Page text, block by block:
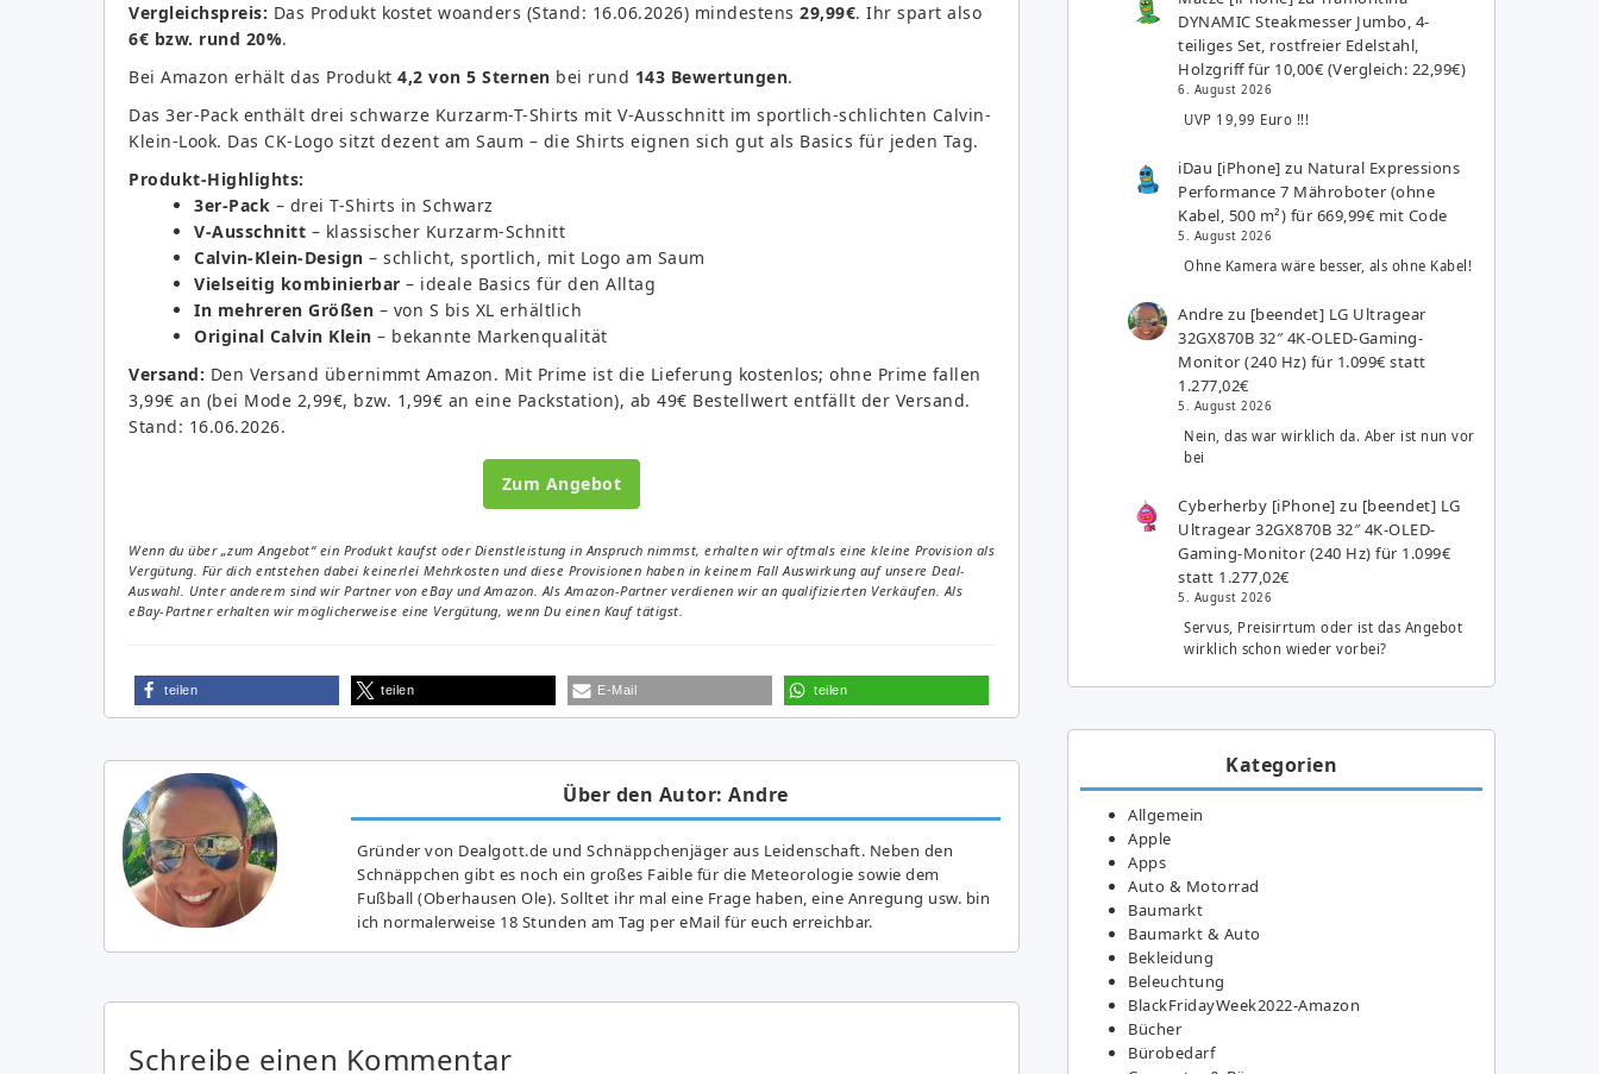
Vergleichspreis: Das Produkt kostet woanders (Stand: 16.06.2026) mindestens 29,99€. Ihr spart also
6€ bzw. rund 20%.
Bei Amazon erhält das Produkt 4,2 von 5 Sternen bei rund 143 Bewertungen.
Das 3er-Pack enthält drei schwarze Kurzarm-T-Shirts mit V-Ausschnitt im sportlich-schlichten Calvin-
Klein-Look. Das CK-Logo sitzt dezent am Saum – die Shirts eignen sich gut als Basics für jeden Tag.
Produkt-Highlights:
3er-Pack – drei T-Shirts in Schwarz
V-Ausschnitt – klassischer Kurzarm-Schnitt
Calvin-Klein-Design – schlicht, sportlich, mit Logo am Saum
Vielseitig kombinierbar – ideale Basics für den Alltag
In mehreren Größen – von S bis XL erhältlich
Original Calvin Klein – bekannte Markenqualität
Versand: Den Versand übernimmt Amazon. Mit Prime ist die Lieferung kostenlos; ohne Prime fallen
3,99€ an (bei Mode 2,99€, bzw. 1,99€ an eine Packstation), ab 49€ Bestellwert entfällt der Versand.
Stand: 16.06.2026.
Zum Angebot
Wenn du über „zum Angebot“ ein Produkt kaufst oder Dienstleistung in Anspruch nimmst, erhalten wir oftmals eine kleine Provision als
Vergütung. Für dich entstehen dabei keinerlei Mehrkosten und diese Provisionen haben in keinem Fall Auswirkung auf unsere Deal-
Auswahl. Unter anderem sind wir Partner von eBay und Amazon. Als Amazon-Partner verdienen wir an qualifizierten Verkäufen. Als
eBay-Partner erhalten wir möglicherweise eine Vergütung, wenn Du einen Kauf tätigst.
teilen teilen E-Mail teilen
Über den Autor: Andre
Gründer von Dealgott.de und Schnäppchenjäger aus Leidenschaft. Neben den
Schnäppchen gibt es noch ein großes Fai­ble für die Meteorologie sowie dem
Fußball (Oberhausen Ole). Solltet ihr mal eine Frage haben, eine Anregung usw. bin
ich normalerweise 18 Stunden am Tag per eMail für euch erreichbar.
Schreibe einen Kommentar
DYNAMIC Steakmesser Jumbo, 4-
teiliges Set, rostfreier Edelstahl,
Holzgriff für 10,00€ (Vergleich: 22,99€)
6. August 2026
UVP 19,99 Euro !!!
iDau [iPhone] zu Natural Expressions
Performance 7 Mähroboter (ohne
Kabel, 500 m²) für 669,99€ mit Code
5. August 2026
Ohne Kamera wäre besser, als ohne Kabel!
Andre zu [beendet] LG Ultragear
32GX870B 32″ 4K-OLED-Gaming-
Monitor (240 Hz) für 1.099€ statt
1.277,02€
5. August 2026
Nein, das war wirklich da. Aber ist nun vor
bei
Cyberherby [iPhone] zu [beendet] LG
Ultragear 32GX870B 32″ 4K-OLED-
Gaming-Monitor (240 Hz) für 1.099€
statt 1.277,02€
5. August 2026
Servus, Preisirrtum oder ist das Angebot
wirklich schon wieder vorbei?
Kategorien
Allgemein
Apple
Apps
Auto & Motorrad
Baumarkt
Baumarkt & Auto
Bekleidung
Beleuchtung
BlackFridayWeek2022-Amazon
Bücher
Bürobedarf